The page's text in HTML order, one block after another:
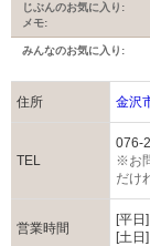
じぶんのお気に入り:
メモ:
みんなのお気に入り:
住所 金沢
TEL
076-
※お
だけ
営業時間
[平
[土